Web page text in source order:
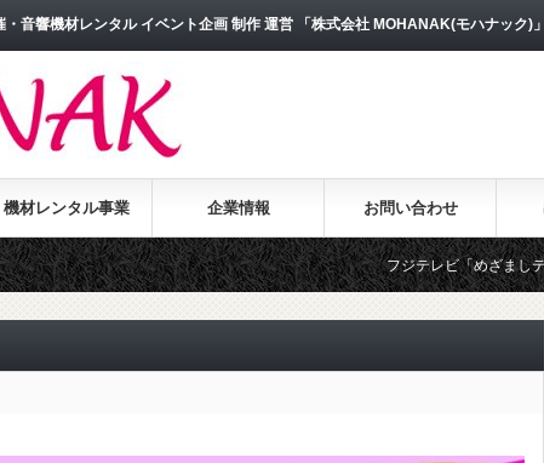
音響機材レンタル イベント企画 制作 運営 「株式会社 MOHANAK(モハナック)」
機材レンタル事業 企業情報 お問い合わせ
フジテレビ「めざましテレビ」よりインタ